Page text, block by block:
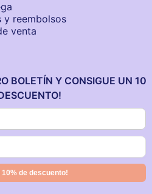
y reembolsos
venta
BOLETÍN Y CONSIGUE UN 10